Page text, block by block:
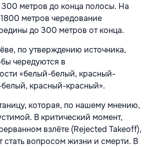
300 метров до конца полосы. На
метров чередование
до 300 метров от конца.
по утверждению источника,
чередуются в
«белый-белый, красный-
красный-красный».
которая, по нашему мнению,
В критический момент,
взлёте (Rejected Takeoff),
стать вопросом жизни и смерти. В